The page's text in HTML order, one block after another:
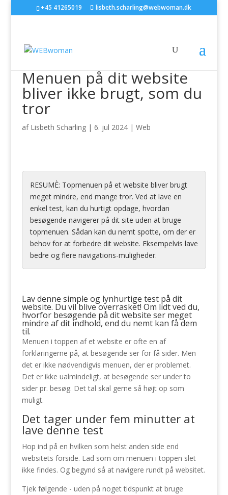
+45 41265019 lisbeth.scharling@webwoman.dk
Menuen på dit website
bliver ikke brugt, som du
tror
af Lisbeth Scharling| 6. jul 2024| Web
RESUMÈ: Topmenuen på et website bliver brugt
meget mindre, end mange tror. Ved at lave en
enkel test, kan du hurtigt opdage, hvordan
besøgende navigerer på dit site uden at bruge
topmenuen. Sådan kan du nemt spotte, om der er
behov for at forbedre dit website. Eksempelvis lave
bedre og flere navigations-muligheder.
Lav denne simple og lynhurtige test på dit
website. Du vil blive overrasket! Om lidt ved du,
hvorfor besøgende på dit website ser meget
mindre af dit indhold, end du nemt kan få dem
til.
Menuen i toppen af et website er ofte en af
forklaringerne på, at besøgende ser for få sider. Men
det er ikke nødvendigvis menuen, der er problemet.
Det er ikke ualmindeligt, at besøgende ser under to
sider pr. besøg. Det tal skal gerne så højt op som
muligt.
Det tager under fem minutter at
lave denne test
Hop ind på en hvilken som helst anden side end
websitets forside. Lad som om menuen i toppen slet
ikke findes. Og begynd så at navigere rundt på websitet.
Tjek følgende - uden på noget tidspunkt at bruge